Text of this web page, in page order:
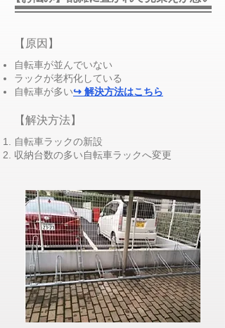
​【原因】
自転車が並んでいない
ラックが老朽化している
自転車が多い↪ 解決方法はこちら
​【解決方法】
​自転車ラックの新設
収納台数の多い自転車ラックへ変更